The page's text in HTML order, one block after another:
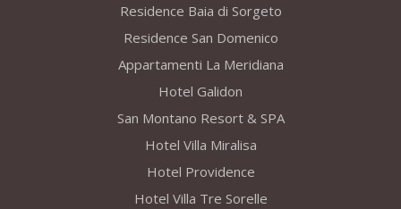
Residence Baia di Sorgeto
Residence San Domenico
Appartamenti La Meridiana
Hotel Galidon
San Montano Resort & SPA
Hotel Villa Miralisa
Hotel Providence
Hotel Villa Tre Sorelle